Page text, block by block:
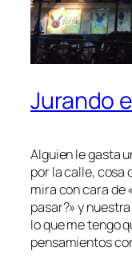
Jurando
Alguien le gasta
por la calle, cosa
mira con cara de
pasar?» y
lo que me tengo
pensamientos